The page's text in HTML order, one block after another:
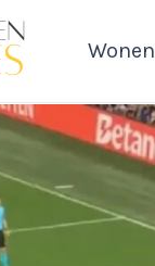
Wonen